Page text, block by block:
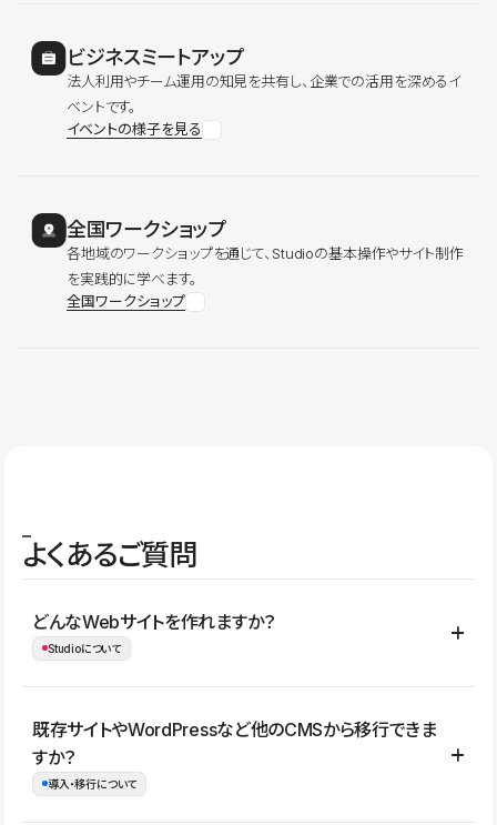
ビジネスミートアップ
法人利用やチーム運用の知見を共有し、企業での活用を深めるイ
ベントです。
イベントの様子を見る
全国ワークショップ
各地域のワークショップを通じて、Studioの基本操作やサイト制作
を実践的に学べます。
全国ワークショップ
よくあるご質問
どんなWebサイトを作れますか？
Studioについて
コーポレートサイト、サービスサイト、LP、採用サイト、ブロ
グ・メディア、イベントサイト、店舗・商品紹介サイト、ポートフ
ォリオなど幅広く制作できます。
既存サイトやWordPressなど他のCMSから移行できま
すか？
導入・移行について